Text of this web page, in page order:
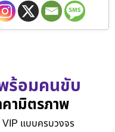
ร้อมคนขับ
คามิตรภาพ
VIP แบบครบวงจร